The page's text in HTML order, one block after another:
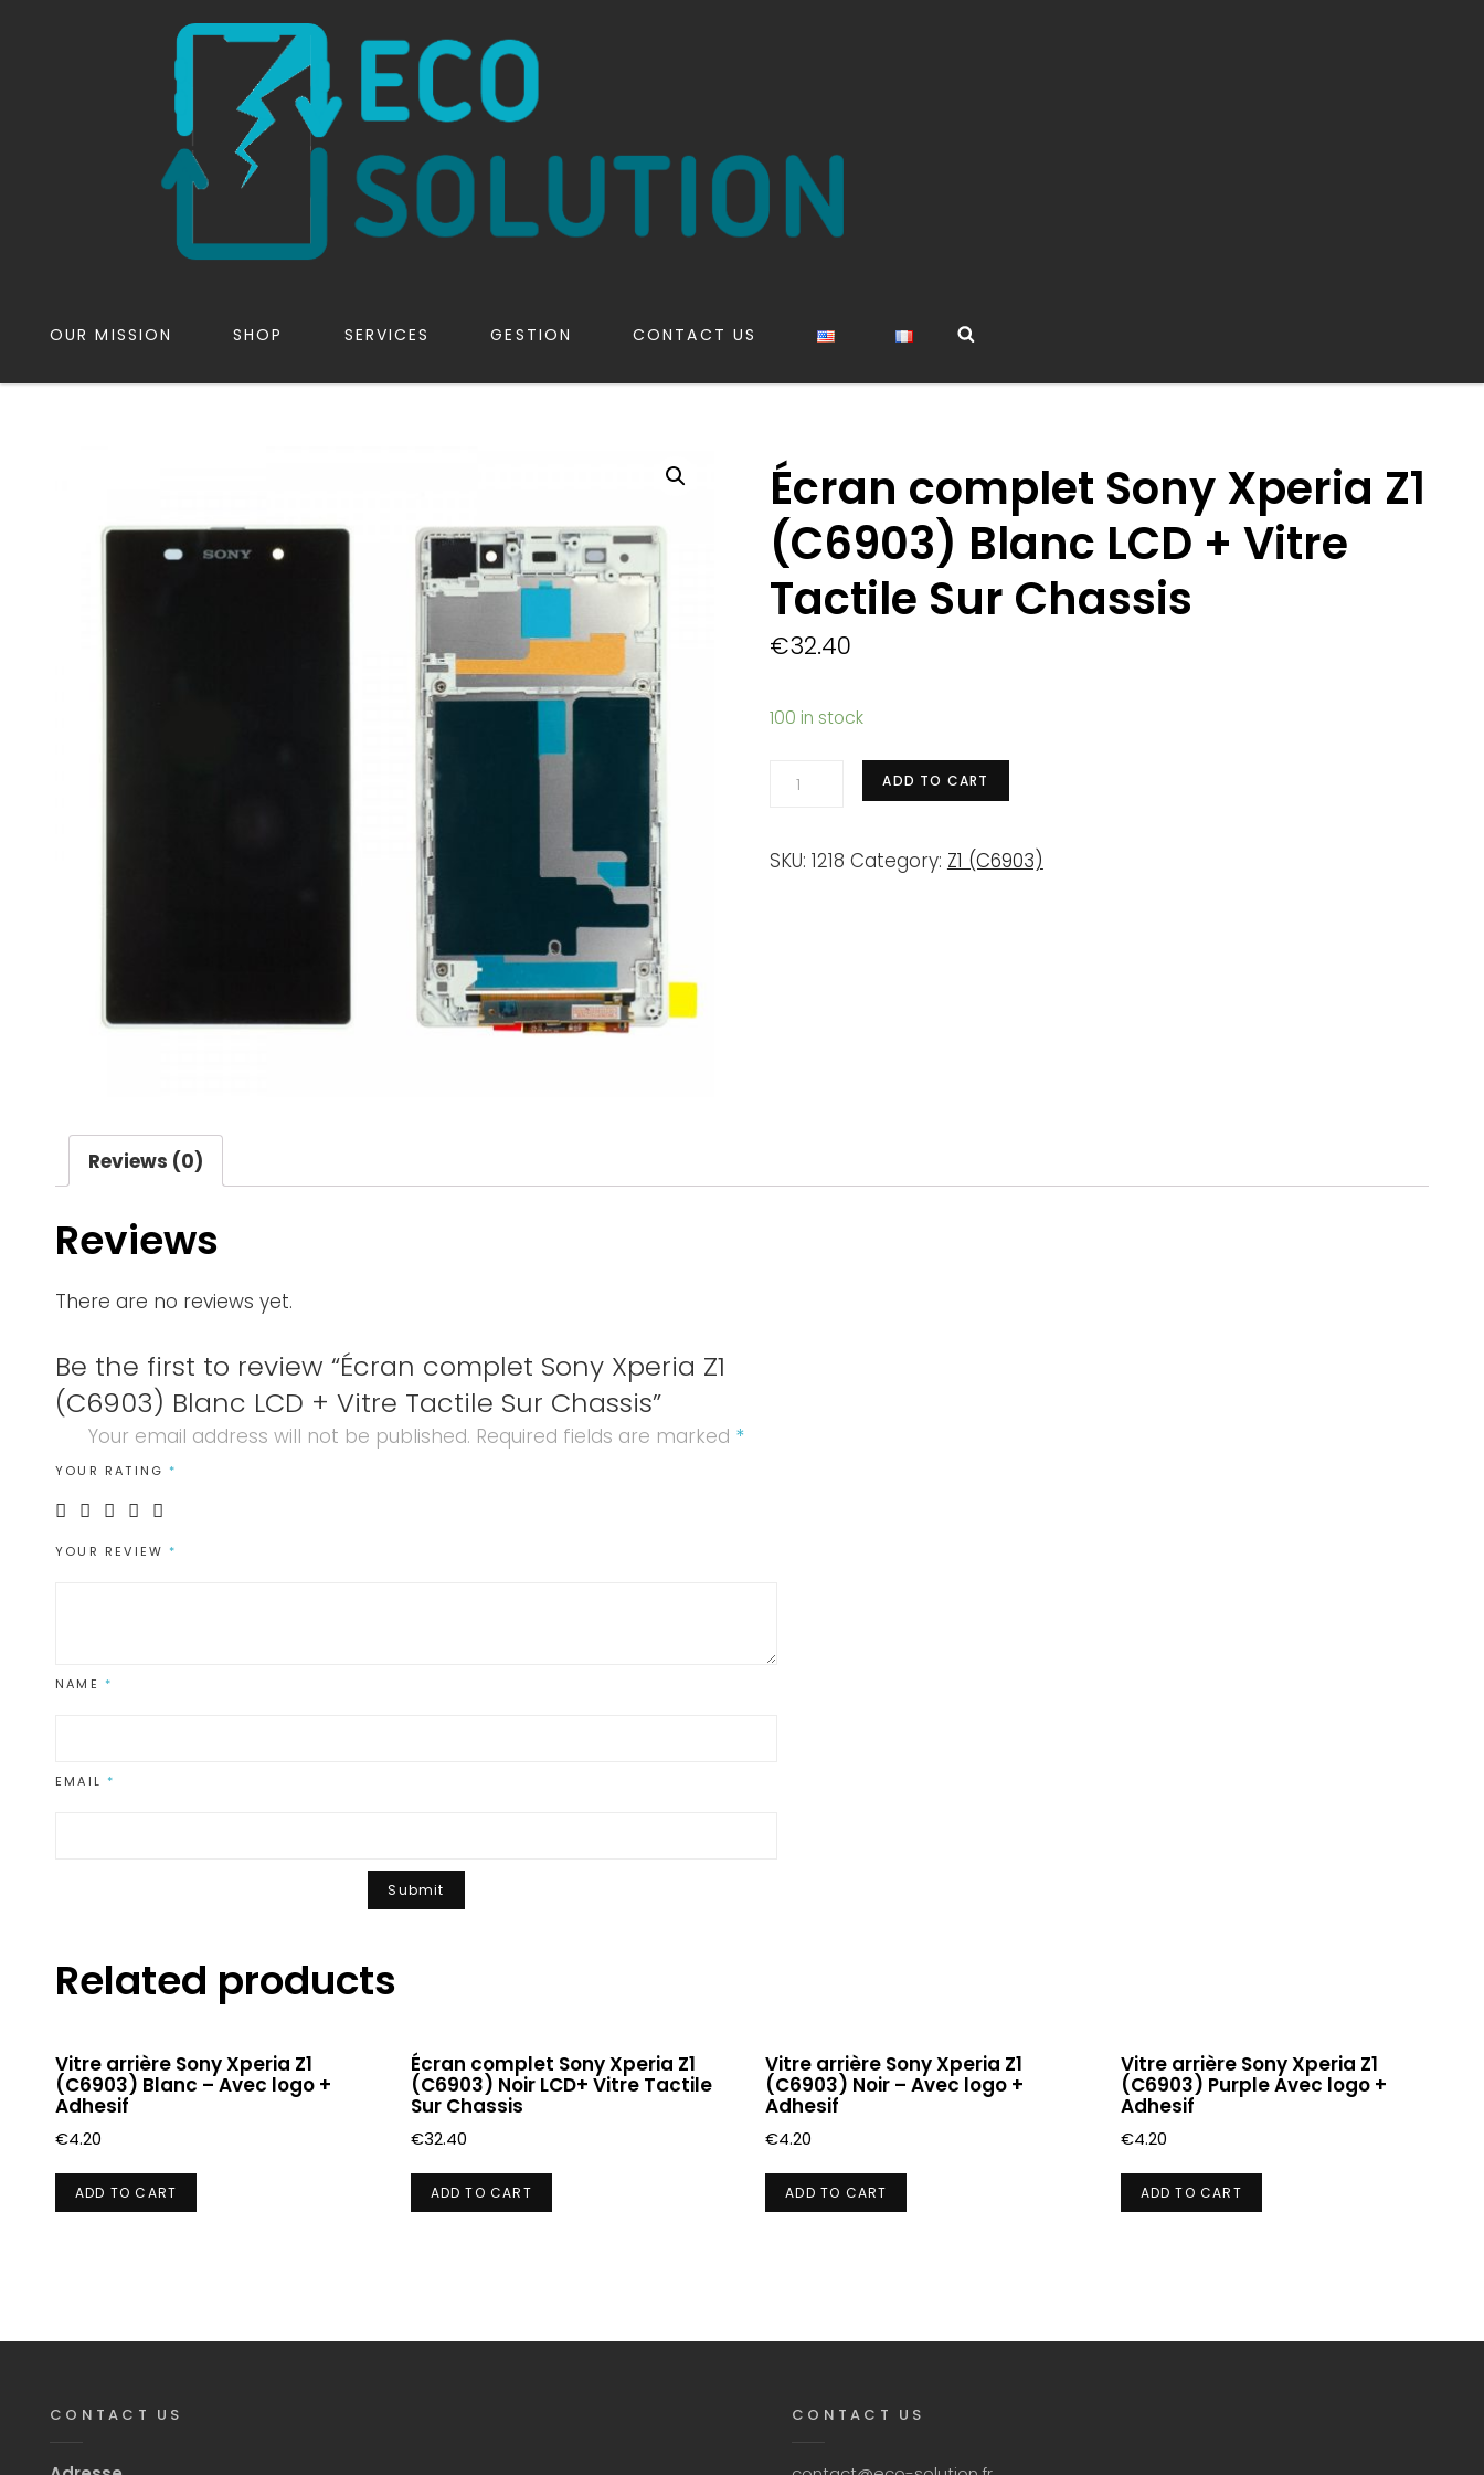
OUR MISSION SHOP SERVICES GESTION CONTACT US
Écran complet Sony Xperia Z1
(C6903) Blanc LCD + Vitre
Tactile Sur Chassis
€32.40
100 in stock
Écran
Xperia
ADD TO CART
SKU: 1218 Category: Z1 (C6903)
Reviews (0)
Reviews
There are no reviews yet.
Be the first to review “Écran complet Sony Xperia Z1
(C6903) Blanc LCD + Vitre Tactile Sur Chassis”
Your email address will not be published. Required fields are marked *
YOUR RATING *
YOUR REVIEW *
NAME *
EMAIL *
Related products
Vitre arrière Sony Xperia Z1
(C6903) Blanc – Avec logo +
Adhesif
€4.20
ADD TO CART
Écran complet Sony Xperia Z1
(C6903) Noir LCD+ Vitre Tactile
Sur Chassis
€32.40
ADD TO CART
Vitre arrière Sony Xperia Z1
(C6903) Noir – Avec logo +
Adhesif
€4.20
ADD TO CART
Vitre arrière Sony Xperia Z1
(C6903) Purple Avec logo +
Adhesif
€4.20
ADD TO CART
CONTACT US CONTACT US